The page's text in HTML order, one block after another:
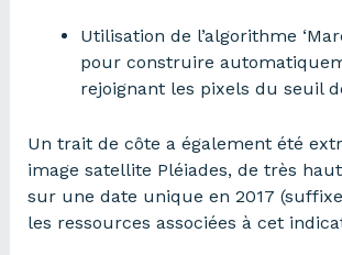
Utilisation de l’algorithme
pour construire
rejoignant les pixels du seuil
Un trait de côte a également été
image satellite Pléiades, de très
sur une date unique en 2017
les ressources associées à cet